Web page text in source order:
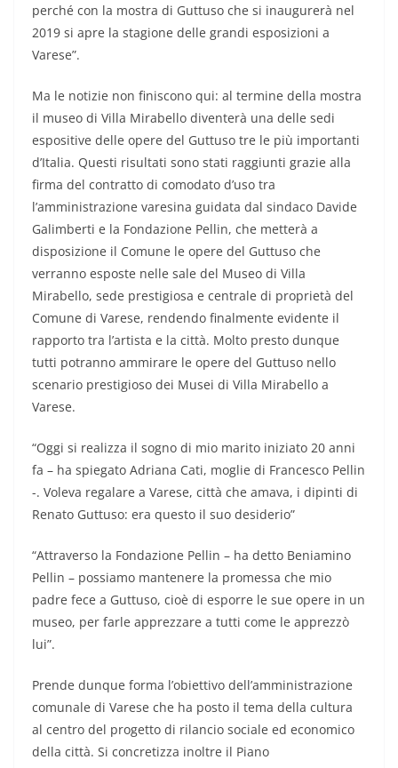
perché con la mostra di Guttuso che si inaugurerà nel
2019 si apre la stagione delle grandi esposizioni a
Varese”.
Ma le notizie non finiscono qui: al termine della mostra
il museo di Villa Mirabello diventerà una delle sedi
espositive delle opere del Guttuso tre le più importanti
d’Italia. Questi risultati sono stati raggiunti grazie alla
firma del contratto di comodato d’uso tra
l’amministrazione varesina guidata dal sindaco Davide
Galimberti e la Fondazione Pellin, che metterà a
disposizione il Comune le opere del Guttuso che
verranno esposte nelle sale del Museo di Villa
Mirabello, sede prestigiosa e centrale di proprietà del
Comune di Varese, rendendo finalmente evidente il
rapporto tra l’artista e la città. Molto presto dunque
tutti potranno ammirare le opere del Guttuso nello
scenario prestigioso dei Musei di Villa Mirabello a
Varese.
“Oggi si realizza il sogno di mio marito iniziato 20 anni
fa – ha spiegato Adriana Cati, moglie di Francesco Pellin
-. Voleva regalare a Varese, città che amava, i dipinti di
Renato Guttuso: era questo il suo desiderio”
“Attraverso la Fondazione Pellin – ha detto Beniamino
Pellin – possiamo mantenere la promessa che mio
padre fece a Guttuso, cioè di esporre le sue opere in un
museo, per farle apprezzare a tutti come le apprezzò
lui”.
Prende dunque forma l’obiettivo dell’amministrazione
comunale di Varese che ha posto il tema della cultura
al centro del progetto di rilancio sociale ed economico
della città. Si concretizza inoltre il Piano